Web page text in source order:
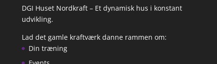
DGI Huset Nordkraft – Et dynamisk hus i konstant
udvikling.
Lad det gamle kraftværk danne rammen om:
Din træning